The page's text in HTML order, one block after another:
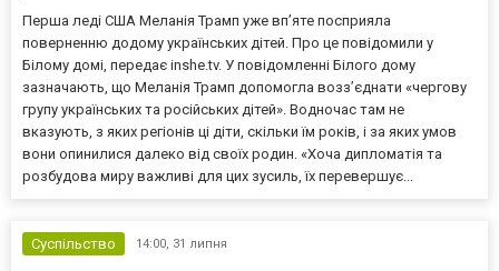
Перша леді США Меланія Трамп уже впʼяте посприяла
поверненню додому українських дітей. Про це повідомили у
Білому домі, передає inshe.tv. У повідомленні Білого дому
зазначають, що Меланія Трамп допомогла возз’єднати «чергову
групу українських та російських дітей». Водночас там не
вказують, з яких регіонів ці діти, скільки їм років, і за яких умов
вони опинилися далеко від своїх родин. «Хоча дипломатія та
розбудова миру важливі для цих зусиль, їх перевершує...
Суспільство 14:00, 31 липня